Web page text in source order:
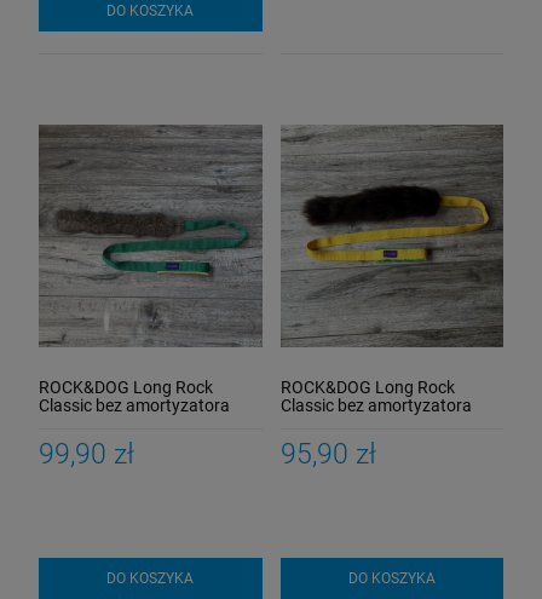
DO KOSZYKA
ROCK&DOG Long Rock
Classic bez amortyzatora
99,90 zł
DO KOSZYKA
ROCK&DOG Long Rock
Classic bez amortyzatora
95,90 zł
DO KOSZYKA